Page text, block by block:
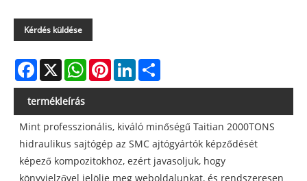
Kérdés küldése
Facebook
X WhatsAppPinterestLinkedIn
termékleírás
Mint professzionális, kiváló minőségű Taitian 2000TONS
hidraulikus sajtógép az SMC ajtógyártók képződését
képező kompozitokhoz, ezért javasoljuk, hogy
könyvjelzővel jelölje meg weboldalunkat, és rendszeresen